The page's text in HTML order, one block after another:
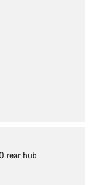
rear hub